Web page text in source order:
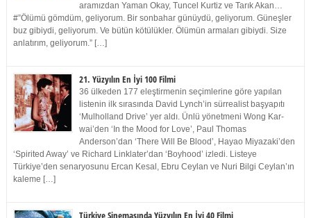
aramızdan Yaman Okay, Tuncel Kurtiz ve Tarık Akan…
#”Ölümü gömdüm, geliyorum. Bir sonbahar günüydü, geliyorum. Güneşler
buz gibiydi, geliyorum. Ve bütün kötülükler. Ölümün armaları gibiydi. Size
anlatırım, geliyorum.” […]
21. Yüzyılın En İyi 100 Filmi
36 ülkeden 177 eleştirmenin seçimlerine göre yapılan
listenin ilk sırasında David Lynch’in sürrealist başyapıtı
‘Mulholland Drive’ yer aldı. Ünlü yönetmeni Wong Kar-
wai’den ‘In the Mood for Love’, Paul Thomas
Anderson’dan ‘There Will Be Blood’, Hayao Miyazaki’den
‘Spirited Away’ ve Richard Linklater’dan ‘Boyhood’ izledi. Listeye
Türkiye’den senaryosunu Ercan Kesal, Ebru Ceylan ve Nuri Bilgi Ceylan’ın
kaleme […]
Türkiye Sinemasında Yüzyılın En İyi 40 Filmi